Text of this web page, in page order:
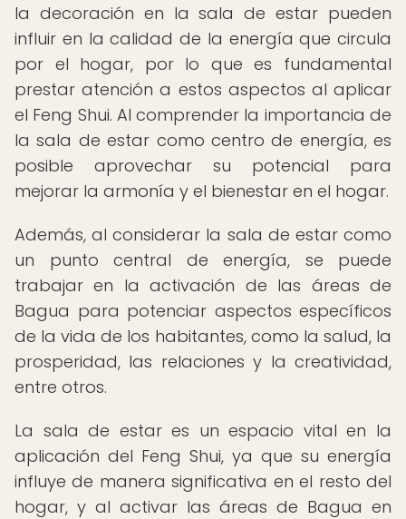
la decoración en la sala de estar pueden
influir en la calidad de la energía que circula
por el hogar, por lo que es fundamental
prestar atención a estos aspectos al aplicar
el Feng Shui. Al comprender la importancia de
la sala de estar como centro de energía, es
posible aprovechar su potencial para
mejorar la armonía y el bienestar en el hogar.
Además, al considerar la sala de estar como
un punto central de energía, se puede
trabajar en la activación de las áreas de
Bagua para potenciar aspectos específicos
de la vida de los habitantes, como la salud, la
prosperidad, las relaciones y la creatividad,
entre otros.
La sala de estar es un espacio vital en la
aplicación del Feng Shui, ya que su energía
influye de manera significativa en el resto del
hogar, y al activar las áreas de Bagua en